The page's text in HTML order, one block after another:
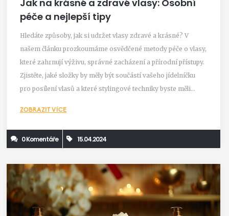
Jak na krásné a zdravé vlasy: Osobní
péče a nejlepší tipy
Hledáte způsoby, jak si udržet vlasy zdravé a krásné? V
našem článku prozkoumáme osvědčené metody péče o vlasy,
které zahrnují výživu, správné zacházení a přírodní přístupy.
Zjistěte, jaké složky by měly být součástí vašeho jídelníčku
pro posílení vlasů a které stylingové techniky byste měli
implementovat tyto strategie do vašeho každodenního
režimu a užijte si dlouhotrvající výsledky.
ZOBRAZIT VÍCE
0 Komentáře 15.04.2024